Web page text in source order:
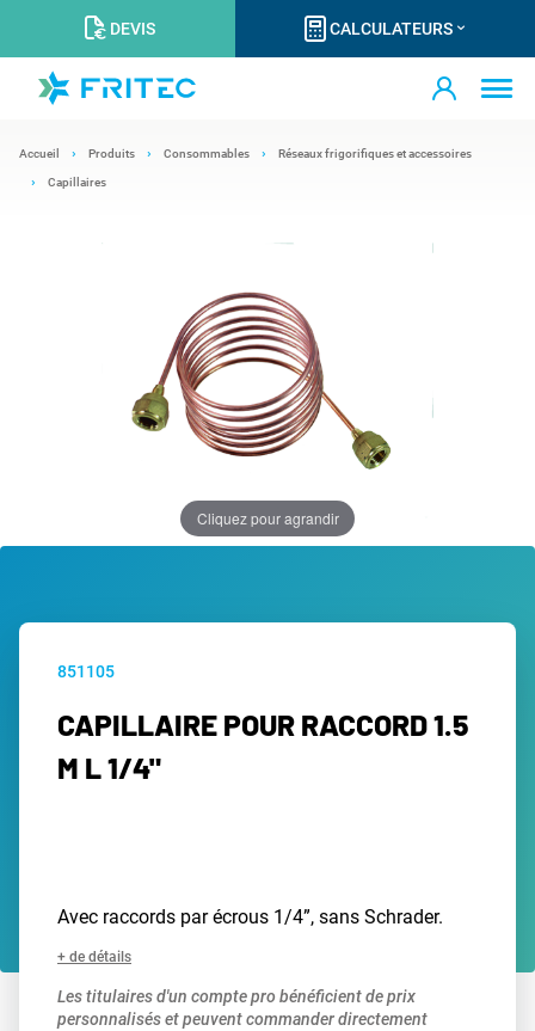
DEVIS CALCULATEURS
Accueil Produits Consommables Réseaux frigorifiques et accessoires
Capillaires
Cliquez pour agrandir
851105
CAPILLAIRE POUR RACCORD 1.5
M L 1/4"
Avec raccords par écrous 1/4”, sans Schrader.
+ de détails
Les titulaires d'un compte pro bénéficient de prix
personnalisés et peuvent commander directement